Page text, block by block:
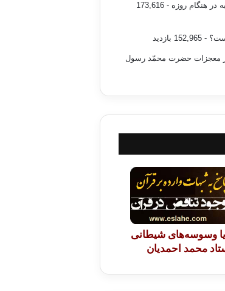
در هنگام روزه
- 173,616
- 152,965 بازدید
معجزات حضرت محمّد رسول
وسوسه‌های شیطانی
محمد احمدیان